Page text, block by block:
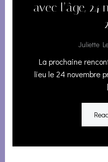
avec l’âge, 24
Juliette
La prochaine
lieu le 24 novembre